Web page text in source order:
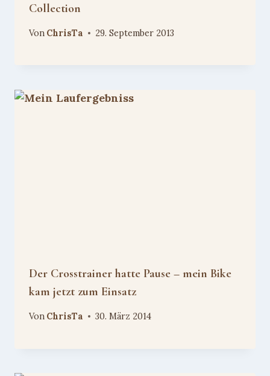
Collection
Von ChrisTa 29. September 2013
Der Crosstrainer hatte Pause – mein Bike
kam jetzt zum Einsatz
Von ChrisTa 30. März 2014